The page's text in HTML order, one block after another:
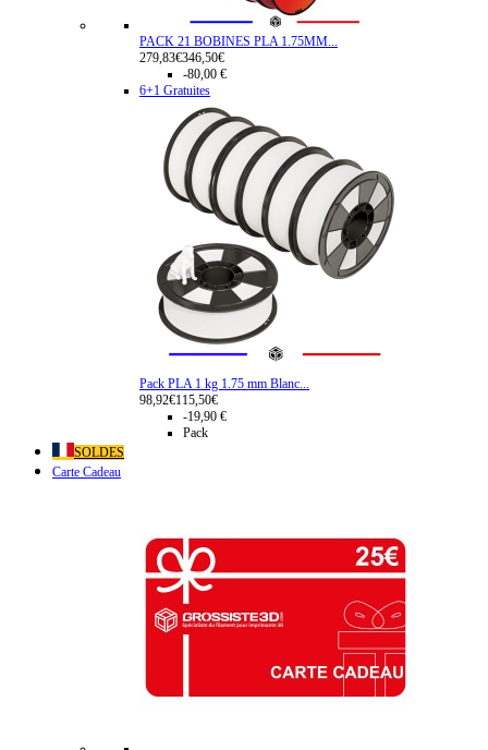
PACK 21 BOBINES PLA 1.75MM...
279,83€346,50€
-80,00 €
6+1 Gratuites
Pack PLA 1 kg 1.75 mm Blanc...
98,92€115,50€
-19,90 €
Pack
SOLDES
Carte Cadeau